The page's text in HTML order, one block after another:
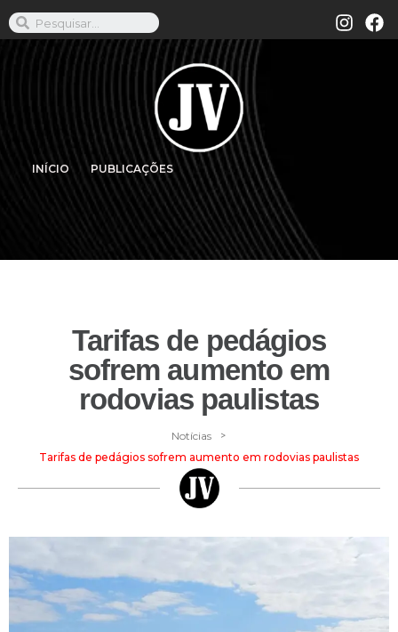
INÍCIO PUBLICAÇÕES
Tarifas de pedágios
sofrem aumento em
rodovias paulistas
Notícias >
Tarifas de pedágios sofrem aumento em rodovias paulistas